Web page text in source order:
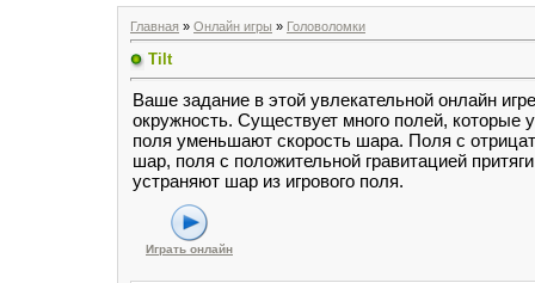
Главная » Онлайн игры » Головоломки
Tilt
Ваше задание в этой увлекательной онлайн
окружность. Существует много полей,
поля уменьшают скорость шара. Поля с
шар, поля с положительной гравитацией
устраняют шар из игрового поля.
Играть онлайн